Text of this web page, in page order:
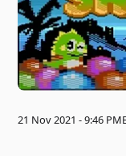
21 Nov 2021 - 9:46 PM